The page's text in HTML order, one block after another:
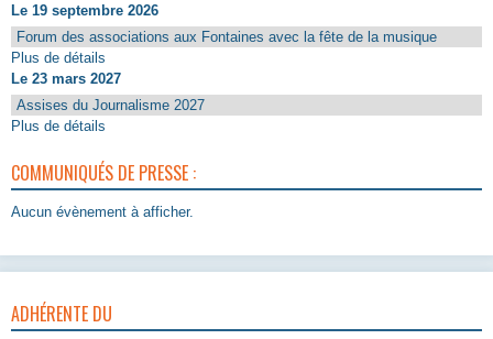
Le 19 septembre 2026
Forum des associations aux Fontaines avec la fête de la musique
Plus de détails
Le 23 mars 2027
Assises du Journalisme 2027
Plus de détails
COMMUNIQUÉS DE PRESSE :
Aucun évènement à afficher.
ADHÉRENTE DU